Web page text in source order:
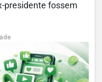
presidente fossem